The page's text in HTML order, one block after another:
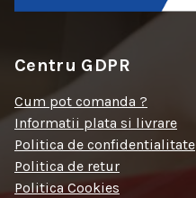
Centru GDPR
Cum pot comanda ?
Informatii plata si livrare
Politica de confidentialitate
Politica de retur
Politica Cookies